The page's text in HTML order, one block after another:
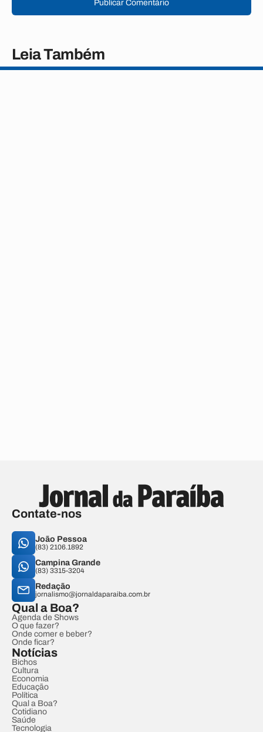
Publicar Comentário
Leia Também
Contate-nos
João Pessoa
(83) 2106.1892
Campina Grande
(83) 3315-3204
Redação
jornalismo@jornaldaparaiba.com.br
Qual a Boa?
Agenda de Shows
O que fazer?
Onde comer e beber?
Onde ficar?
Notícias
Bichos
Cultura
Economia
Educação
Política
Qual a Boa?
Cotidiano
Saúde
Tecnologia